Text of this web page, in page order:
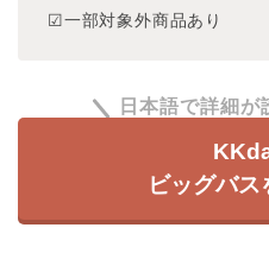
☑一部対象外商品あり
日本語で詳細が
ビッグバス